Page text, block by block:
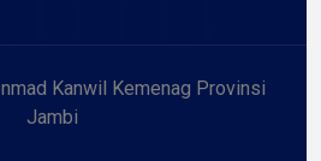
Kanwil Kemenag Provinsi
Jambi